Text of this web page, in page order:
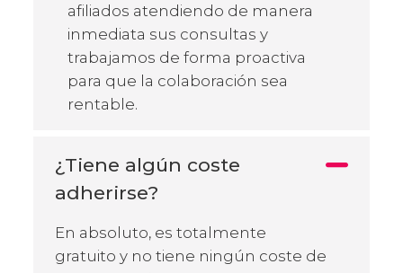
afiliados atendiendo de manera
inmediata sus consultas y
trabajamos de forma proactiva
para que la colaboración sea
rentable.
¿Tiene algún coste
adherirse?
En absoluto, es totalmente
gratuito y no tiene ningún coste de